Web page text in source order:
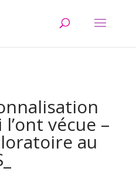
vécue –
au